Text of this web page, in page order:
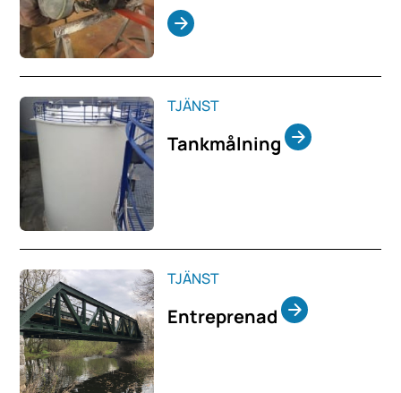
TJÄNST
Tankmålning
TJÄNST
Entreprenad